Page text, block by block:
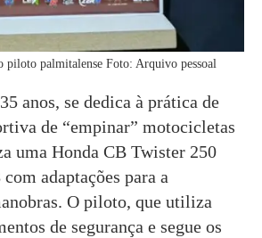
piloto palmitalense Foto: Arquivo pessoal
anos, se dedica à prática de
de “empinar” motocicletas
uma Honda CB Twister 250
adaptações para a
O piloto, que utiliza
de segurança e segue os